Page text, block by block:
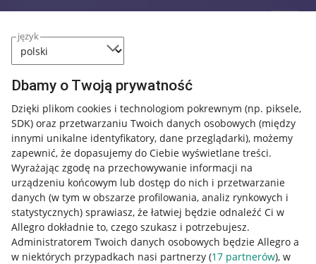
język
Dbamy o Twoją prywatność
Dzięki plikom cookies i technologiom pokrewnym (np. piksele,
SDK) oraz przetwarzaniu Twoich danych osobowych (między
innymi unikalne identyfikatory, dane przeglądarki), możemy
zapewnić, że dopasujemy do Ciebie wyświetlane treści.
Wyrażając zgodę na przechowywanie informacji na
urządzeniu końcowym lub dostęp do nich i przetwarzanie
danych (w tym w obszarze profilowania, analiz rynkowych i
statystycznych) sprawiasz, że łatwiej będzie odnaleźć Ci w
Allegro dokładnie to, czego szukasz i potrzebujesz.
Administratorem Twoich danych osobowych będzie Allegro a
w niektórych przypadkach nasi partnerzy (17 partnerów), w